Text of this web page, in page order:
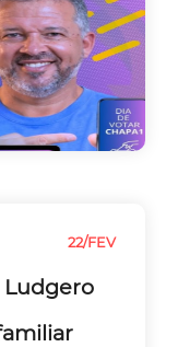
22/FEV
Ludgero